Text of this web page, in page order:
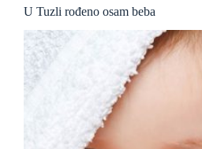
U Tuzli rođeno osam beba